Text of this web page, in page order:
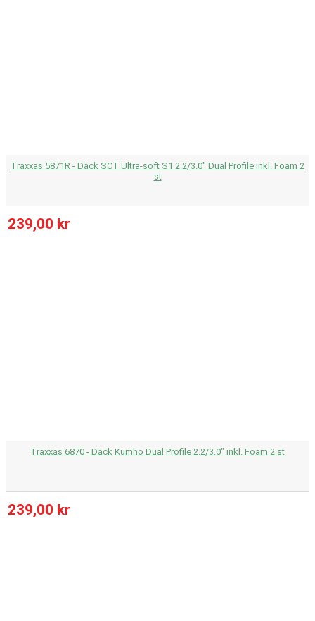
Traxxas 5871R - Däck SCT Ultra-soft S1 2.2/3.0" Dual Profile inkl. Foam 2
st
239,00 kr
Traxxas 6870 - Däck Kumho Dual Profile 2.2/3.0" inkl. Foam 2 st
239,00 kr